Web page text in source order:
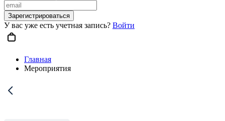
Зарегистрироваться
У вас уже есть учетная запись? Войти
Главная
Мероприятия